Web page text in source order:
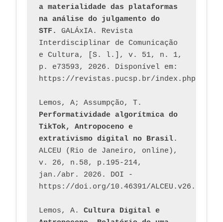
a materialidade das plataformas
na análise do julgamento do
STF.
GALÁxIA. Revista
Interdisciplinar de Comunicação
e Cultura, [S. l.], v. 51, n. 1,
p. e73593, 2026. Disponível em:
Performatividade algorítmica do
TikTok, Antropoceno e
extrativismo digital no Brasil.
ALCEU (Rio de Janeiro, online),
v. 26, n.58, p.195-214,
jan./abr. 2026. DOI -
https://doi.org/10.46391/
Lemos, A. Cultura Digital e